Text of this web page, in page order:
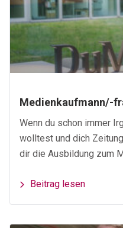
Medienkaufmann/-
Wenn du schon immer
wolltest und dich
dir die Ausbildung zum
Beitrag lesen